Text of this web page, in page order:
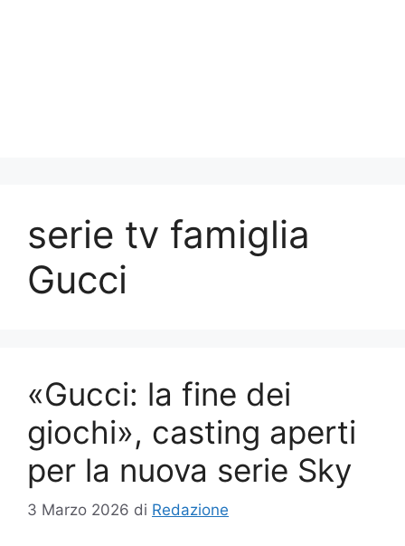
serie tv famiglia
Gucci
«Gucci: la fine dei
giochi», casting aperti
per la nuova serie Sky
3 Marzo 2026 di Redazione